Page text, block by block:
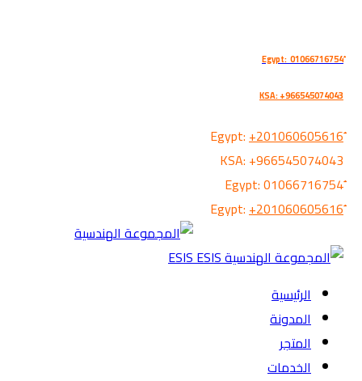
KSA: +966545074043
+201060605616
KSA: +966545074043
01066716754
+201060605616
الرئيسية
المدونة
المتجر
الخدمات